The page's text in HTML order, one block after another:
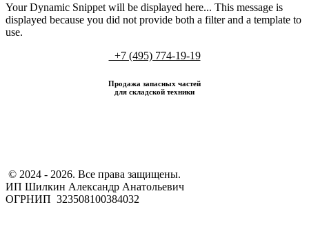
Your Dynamic Snippet will be displayed here... This message is
displayed because you did not provide both a filter and a template to
use.
+7 (495) 774-19-19
Продажа запасных частей
для складской техники
​ © 2024 - 2026. Все права защищены.
ИП Шилкин Александр Анатольевич
ОГРНИП 323508100384032